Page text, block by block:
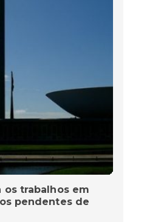
os trabalhos em
pendentes de